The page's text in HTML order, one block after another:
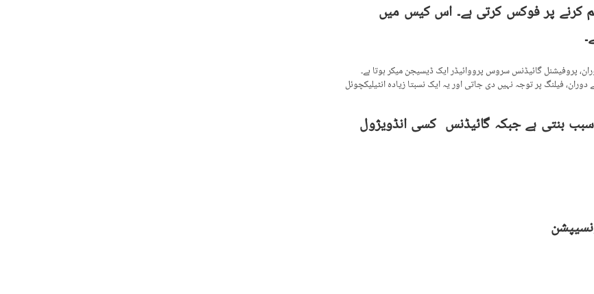
کرنے پر فوکس کرتی ہے۔ اس کیس میں
پروفیشنل گائیڈنس سروس پرووائیڈر ایک ڈیسیجن میکر ہوتا ہے۔
فیلنگ پر توجہ نہیں دی جاتی اور یہ ایک نسبتا زیادہ انٹیلیکچوئل
بنتی ہے جبکہ گائیڈنس کسی انڈویژول